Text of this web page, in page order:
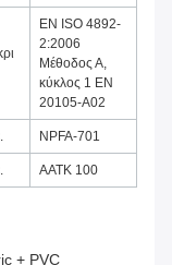
EN ISO 4892-
2:2006
Μέθοδος Α,
κύκλος 1 EN
20105-A02
NPFA-701
ΑΑΤΚ 100
+ PVC